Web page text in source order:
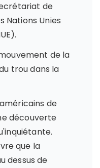
de
Nations Unies
de la
trou dans la
de
découverte
que la
dessus de